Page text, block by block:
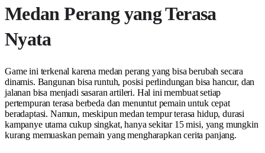
Medan Perang yang Terasa
Nyata
Game ini terkenal karena medan perang yang bisa berubah secara
dinamis. Bangunan bisa runtuh, posisi perlindungan bisa hancur, dan
jalanan bisa menjadi sasaran artileri. Hal ini membuat setiap
pertempuran terasa berbeda dan menuntut pemain untuk cepat
beradaptasi. Namun, meskipun medan tempur terasa hidup, durasi
kampanye utama cukup singkat, hanya sekitar 15 misi, yang mungkin
kurang memuaskan pemain yang mengharapkan cerita panjang.